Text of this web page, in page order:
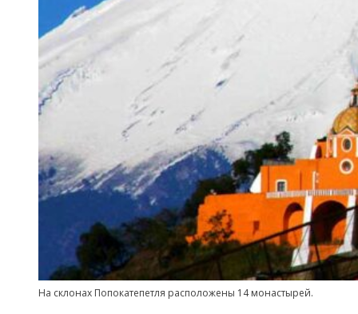
На склонах Попокатепетля расположены 14 монастырей.